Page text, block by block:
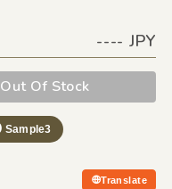
---- JPY
Out Of Stock
Sample3
Translate